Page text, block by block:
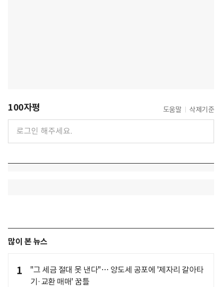
100자평 도움말 삭제기준
많이 본 뉴스
1
"그 세금 절대 못 낸다"… 양도세 공포에 '제자리 갈아타
기·교환 매매' 꿈틀